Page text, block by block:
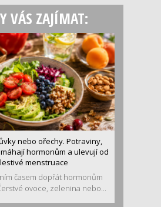
VÁS ZAJÍMAT:
nebo ořechy. Potraviny,
hormonům a ulevují od
menstruace
časem dopřát hormonům
ovoce, zelenina nebo...